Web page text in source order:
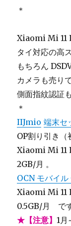
＊
Xiaomi Mi 11
タイ対応の高
もちろん
カメラも売り
側面指紋認証
＊
IIJmio 端末セ
OP割り引き（
Xiaomi Mi 11
2GB/月 。
OCN モバイル
Xiaomi Mi 11
0.5GB/月 で
★【注意】1月